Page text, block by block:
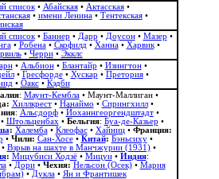
список• Абайская• Актасская•
• имени Ленина• Тентекская•
список• Баннер • Дарр • Доусон• Мазер •
• Робена• Скофилд • Ханна• Харвик•
• Черри• Экклс
• Альбион‎• Блантайр • Изингтон•
• Гресфорде• Хускар • Претория•
• Оакс• Кэдби
: Маунт-Кембла• Маунт-Маллиган•
Хиллкрест• Нанаймо • Спрингхилл•
: Альсдорф• Йоханнгеоргендштадт•
Штольценбах • Бельгия: Буа-де-Казьер •
: Халемба• Клеофас• Хайниц• Франция:
• Чили: Сан-Хосе• Китай: Бэньсиху•
Взрыв на шахте в Манчжурии (1931)•
: Мицубиси Ходзё• Мицуи• Индия:
• Дори• Чехия: Нельсон (Осек)• Мария
• Дукла• Ян и Франтишек